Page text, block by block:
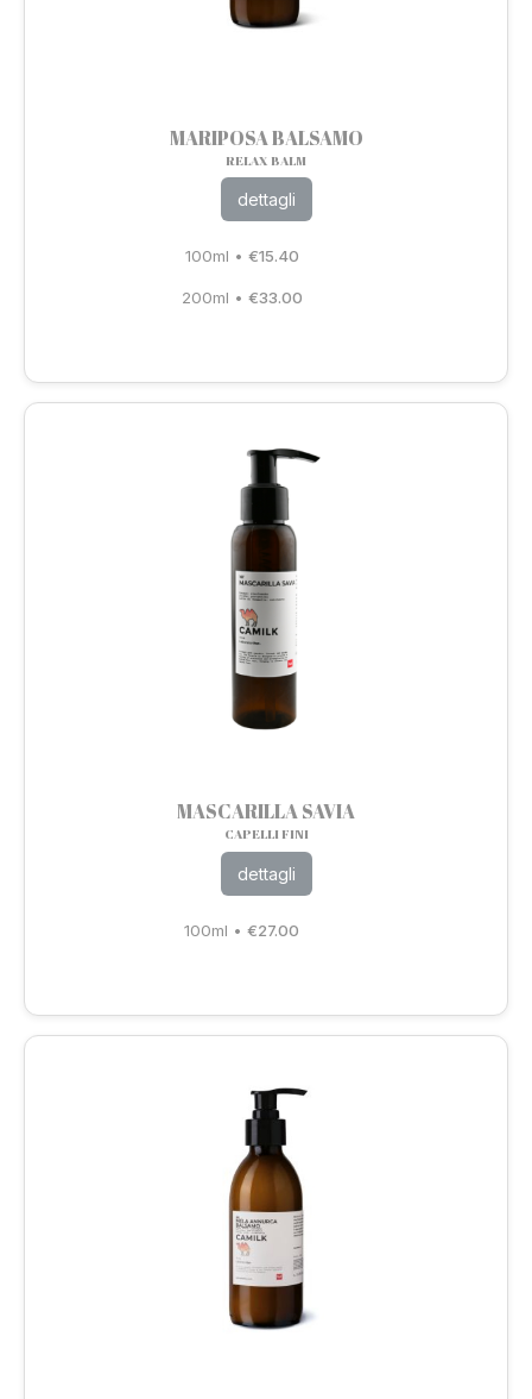
MARIPOSA BALSAMO
RELAX BALM
dettagli
100ml • €15.40
200ml • €33.00
MASCARILLA SAVIA
CAPELLI FINI
dettagli
100ml •€27.00